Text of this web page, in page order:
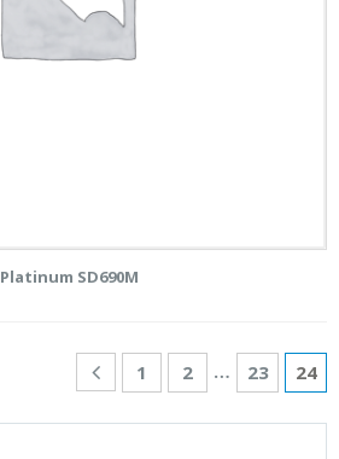
Platinum SD690M
1 2 … 23 24